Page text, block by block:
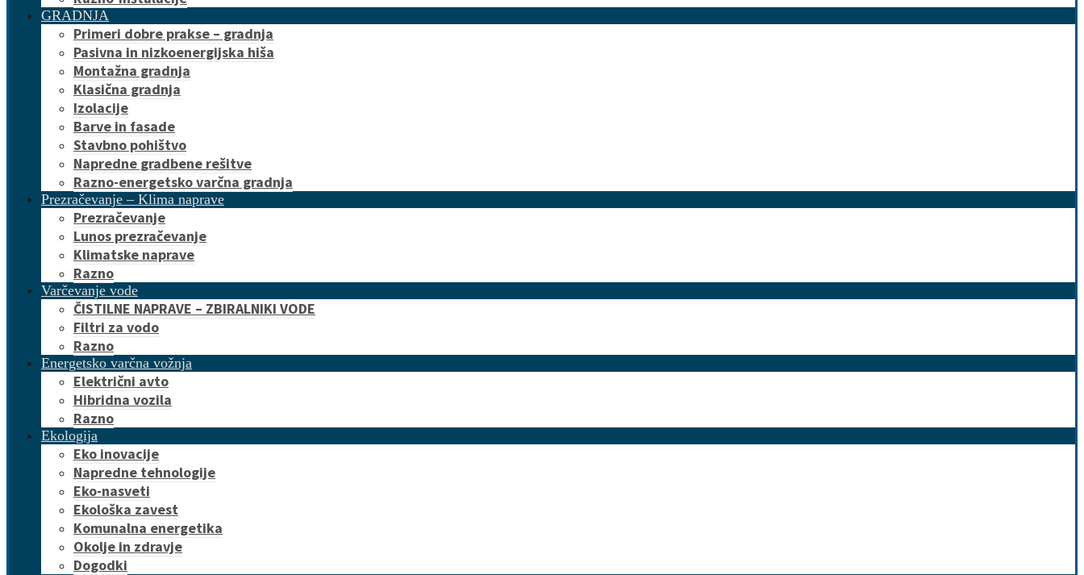
GRADNJA
Primeri dobre prakse – gradnja
Pasivna in nizkoenergijska hiša
Montažna gradnja
Klasična gradnja
Izolacije
Barve in fasade
Stavbno pohištvo
Napredne gradbene rešitve
Razno-energetsko varčna gradnja
Prezračevanje – Klima naprave
Prezračevanje
Lunos prezračevanje
Klimatske naprave
Razno
Varčevanje vode
ČISTILNE NAPRAVE – ZBIRALNIKI VODE
Filtri za vodo
Razno
Energetsko varčna vožnja
Električni avto
Hibridna vozila
Razno
Ekologija
Eko inovacije
Napredne tehnologije
Eko-nasveti
Ekološka zavest
Komunalna energetika
Okolje in zdravje
Dogodki